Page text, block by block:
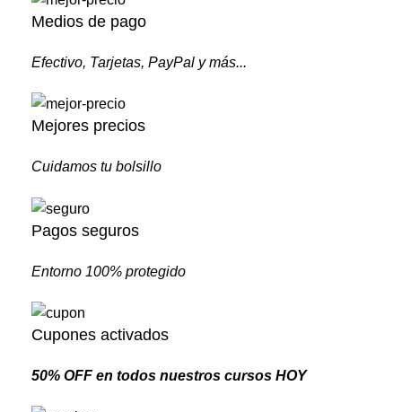
Medios de pago
Efectivo, Tarjetas, PayPal y más...
Mejores precios
Cuidamos tu bolsillo
Pagos seguros
Entorno 100% protegido
Cupones activados
50% OFF en todos nuestros cursos HOY